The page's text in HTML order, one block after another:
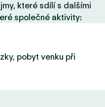
které sdílí s dalšími
společné aktivity:
pobyt venku při